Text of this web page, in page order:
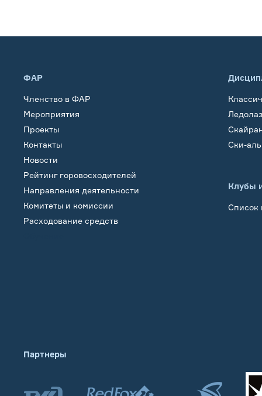
ФАР
Членство в ФАР
Мероприятия
Проекты
Контакты
Новости
Рейтинг горовосходителей
Направления деятельности
Комитеты и комиссии
Расходование средств
Ски-
Клубы
Список
Партнеры